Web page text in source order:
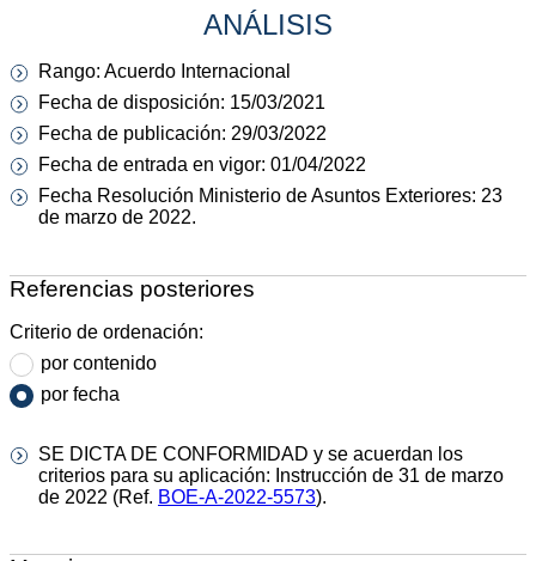
ANÁLISIS
Rango: Acuerdo Internacional
Fecha de disposición: 15/03/2021
Fecha de publicación: 29/03/2022
Fecha de entrada en vigor: 01/04/2022
Fecha Resolución Ministerio de Asuntos Exteriores: 23
de marzo de 2022.
Referencias posteriores
Criterio de ordenación:
por contenido
por fecha
SE DICTA DE CONFORMIDAD y se acuerdan los
criterios para su aplicación: Instrucción de 31 de marzo
de 2022 (Ref. BOE-A-2022-5573).